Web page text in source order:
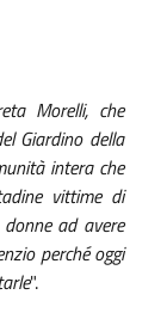
Morelli, che
Giardino della
intera che
vittime di
ad avere
perché oggi
".